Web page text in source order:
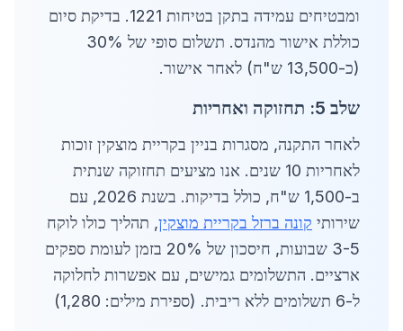
ומבטיחים עמידה בתקן בטיחות 1221. בדיקת סיום
כוללת אישור מהנדס. תשלום סופי של 30%
(כ-13,500 ש"ח) לאחר אישור.
שלב 5: תחזוקה ואחריות
לאחר התקנה, מסגרות בניין בקריית מוצקין זוכות
לאחריות 10 שנים. אנו מציעים תחזוקה שנתית
ב-1,500 ש"ח, כולל בדיקות. בשנת 2026, עם
שירותי קונה ברזל בקריית מוצקין, תהליך כולו לוקח
3-5 שבועות, חיסכון של 20% בזמן לעומת ספקים
ארציים. התשלומים גמישים, עם אפשרות לחלוקה
ל-6 תשלומים ללא ריבית. (ספירת מילים: 1,280)